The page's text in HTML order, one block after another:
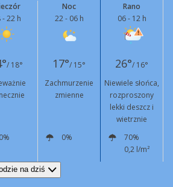
- 22 h
Noc
22 - 06 h
Rano
06 - 12 h
/ 18° 17°/ 15° 26°/ 16°
Zachmurzenie
zmienne
Niewiele słońca,
rozproszony
lekki deszcz i
wietrznie
0% 0%
70%
0,2 l/m²
km/hna dziś